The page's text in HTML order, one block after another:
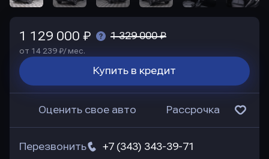
1 129 000 ₽ 1 329 000 ₽
от 14 239 ₽/ мес.
Купить в кредит
Оценить свое авто Рассрочка
+7 (343) 343-39-71
Перезвонить